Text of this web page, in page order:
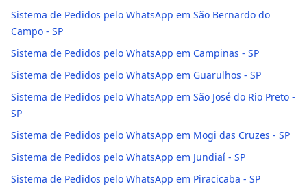
Sistema de Pedidos pelo WhatsApp em São Bernardo do
Campo - SP
Sistema de Pedidos pelo WhatsApp em Campinas - SP
Sistema de Pedidos pelo WhatsApp em Guarulhos - SP
Sistema de Pedidos pelo WhatsApp em São José do Rio Preto -
SP
Sistema de Pedidos pelo WhatsApp em Mogi das Cruzes - SP
Sistema de Pedidos pelo WhatsApp em Jundiaí - SP
Sistema de Pedidos pelo WhatsApp em Piracicaba - SP